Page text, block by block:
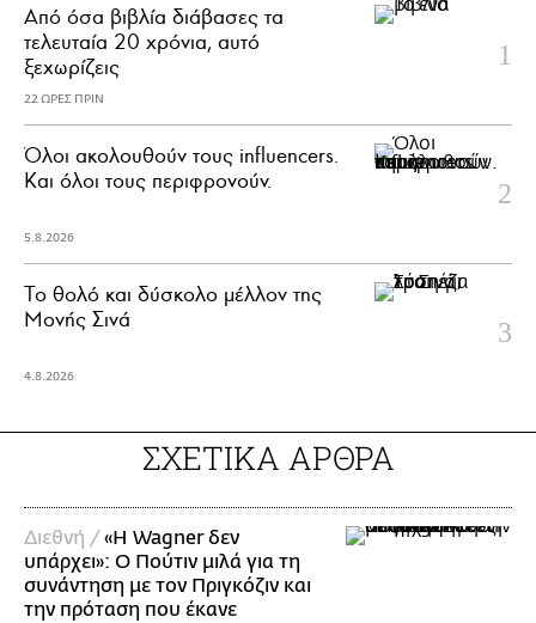
Από όσα βιβλία διάβασες τα
τελευταία 20 χρόνια, αυτό
ξεχωρίζεις
22 ΩΡΕΣ ΠΡΙΝ
Όλοι ακολουθούν τους influencers.
Και όλοι τους περιφρονούν.
5.8.2026
Το θολό και δύσκολο μέλλον της
Μονής Σινά
4.8.2026
ΣΧΕΤΙΚΑ ΑΡΘΡΑ
Διεθνή /«Η Wagner δεν
υπάρχει»: Ο Πούτιν μιλά για τη
συνάντηση με τον Πριγκόζιν και
την πρόταση που έκανε